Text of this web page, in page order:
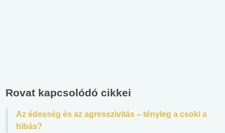
Rovat kapcsolódó cikkei
Az édesség és az agresszivitás – tényleg a csoki a
hibás?